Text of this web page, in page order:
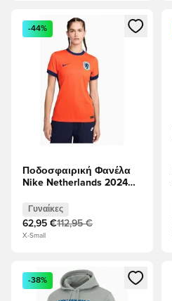
Ανοίγει ένα Modal για να
-44%
Ποδοσφαιρική Φανέλα
Nike Netherlands 2024
- πορτοκάλι
Γυναίκες
62,95 €112,95 €
X-Small
Ανοίγει ένα Modal για να
-38%